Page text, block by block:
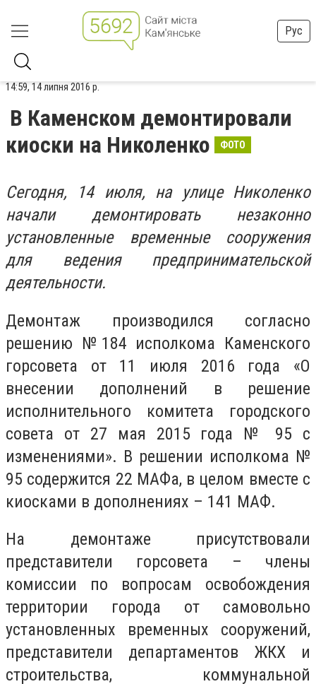
Рус
14:59, 14 липня 2016 р.
В Каменском демонтировали
киоски на Николенко
ФОТО
Сегодня, 14 июля, на улице Николенко
начали демонтировать незаконно
установленные временные сооружения
для ведения предпринимательской
деятельности.
Демонтаж производился согласно
решению №184 исполкома Каменского
горсовета от 11 июля 2016 года «О
внесении дополнений в решение
исполнительного комитета городского
совета от 27 мая 2015 года № 95 с
изменениями». В решении исполкома №
95 содержится 22 МАФа, в целом вместе с
киосками в дополнениях – 141 МАФ.
На демонтаже присутствовали
представители горсовета – члены
комиссии по вопросам освобождения
территории города от самовольно
установленных временных сооружений,
представители департаментов ЖКХ и
строительства, коммунальной